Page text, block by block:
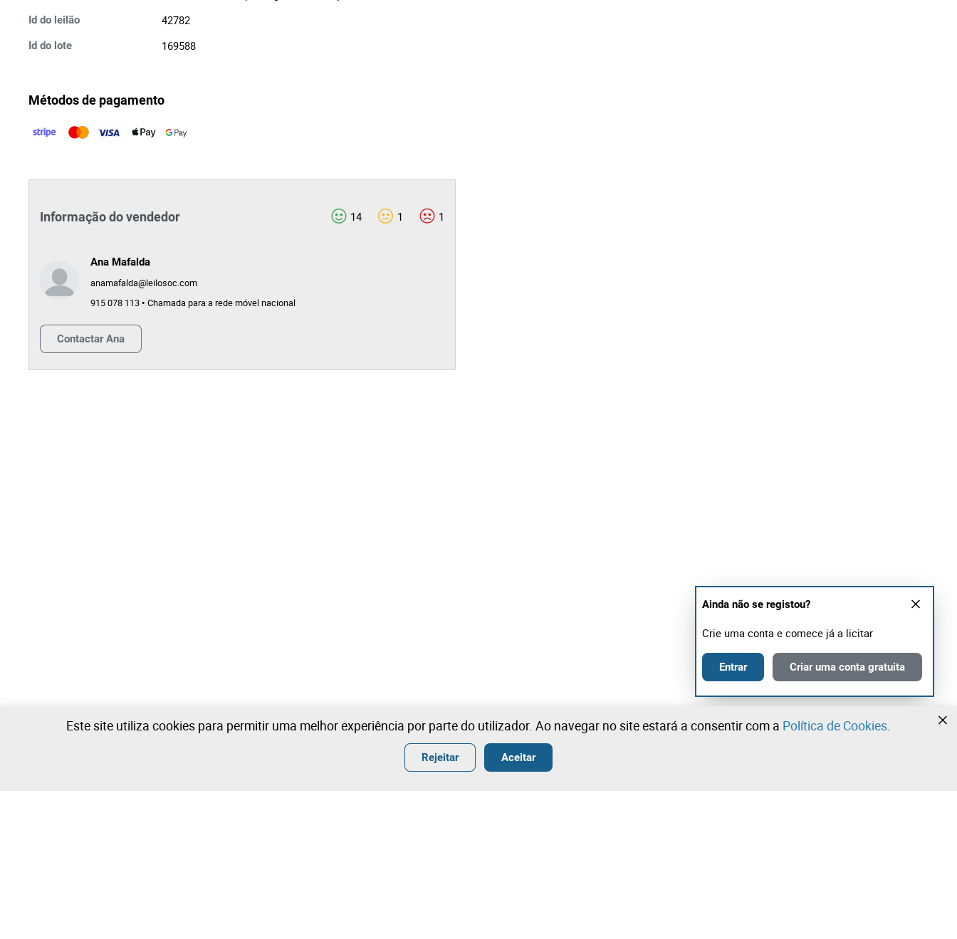
Id do leilão 42782
Id do lote 169588
Métodos de pagamento
Informação do vendedor 14 1 1
Ana Mafalda
anamafalda@leilosoc.com
915 078 113 • Chamada para a rede móvel nacional
Contactar Ana
Ainda não se registou?
Crie uma conta e comece já a licitar
Entrar Criar uma conta gratuita
Este site utiliza cookies para permitir uma melhor experiência por parte do utilizador. Ao navegar no site estará a consentir com a Política de Cookies.
Rejeitar Aceitar